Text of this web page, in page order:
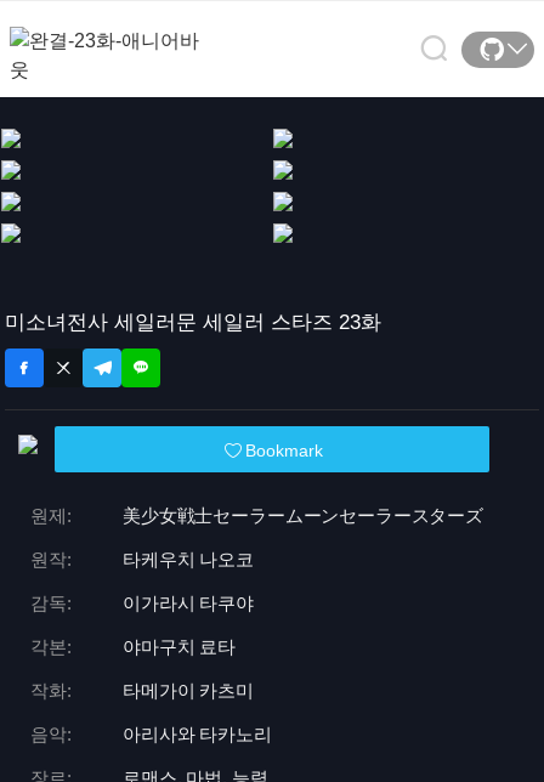
미소녀전사 세일러문 세일러 스타즈 23화
Bookmark
원제: 美少女戦士セーラームーンセーラースターズ
원작: 타케우치 나오코
감독: 이가라시 타쿠야
각본: 야마구치 료타
작화: 타메가이 카츠미
음악: 아리사와 타카노리
장르: 로맨스, 마법, 능력